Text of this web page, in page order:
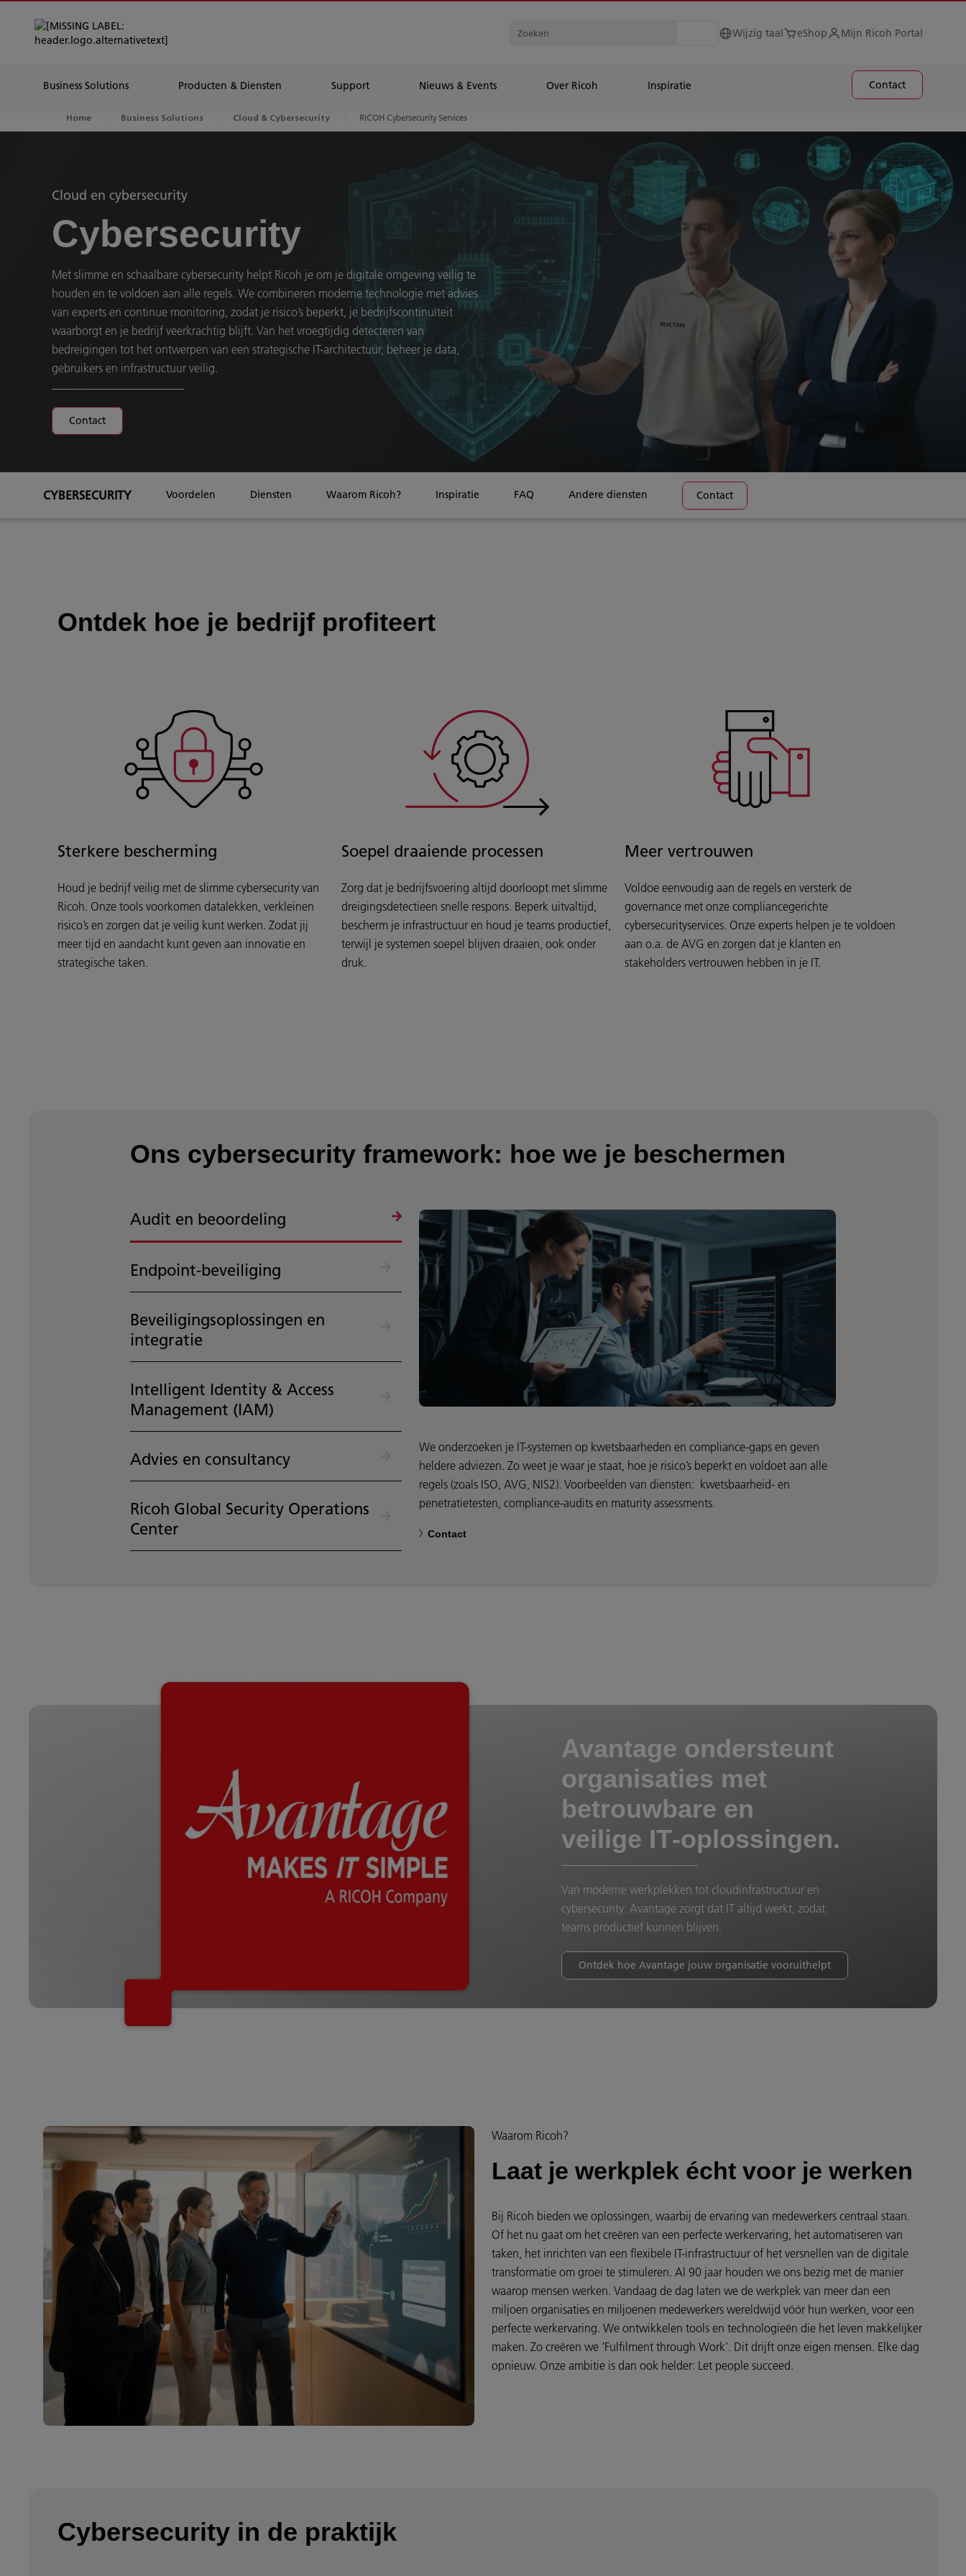
Wijzig taal eShop Mijn Ricoh Portal
Business Solutions Producten & Diensten Support Nieuws & Events Over Ricoh Inspiratie Contact
Home Business Solutions Cloud & Cybersecurity RICOH Cybersecurity Services
Cloud en cybersecurity
Cybersecurity
Met slimme en schaalbare cybersecurity helpt Ricoh je om je digitale omgeving veilig te
houden en te voldoen aan alle regels. We combineren moderne technologie met advies
van experts en continue monitoring, zodat je risico’s beperkt, je bedrijfscontinuïteit
waarborgt en je bedrijf veerkrachtig blijft. Van het vroegtijdig detecteren van
bedreigingen tot het ontwerpen van een strategische IT-architectuur, beheer je data,
gebruikers en infrastructuur veilig.
Contact
CYBERSECURITY Voordelen Diensten Waarom Ricoh? Inspiratie FAQ Andere diensten Contact
Ontdek hoe je bedrijf profiteert
Sterkere bescherming
Houd je bedrijf veilig met de slimme cybersecurity van
Ricoh. Onze tools voorkomen datalekken, verkleinen
risico’s en zorgen dat je veilig kunt werken. Zodat jij
meer tijd en aandacht kunt geven aan innovatie en
strategische taken.
Soepel draaiende processen
Zorg dat je bedrijfsvoering altijd doorloopt met slimme
dreigingsdetectieen snelle respons. Beperk uitvaltijd,
bescherm je infrastructuur en houd je teams productief,
terwijl je systemen soepel blijven draaien, ook onder
druk.
Meer vertrouwen
Voldoe eenvoudig aan de regels en versterk de
governance met onze compliancegerichte
cybersecurityservices. Onze experts helpen je te voldoen
aan o.a. de AVG en zorgen dat je klanten en
stakeholders vertrouwen hebben in je IT.
Ons cybersecurity framework: hoe we je beschermen
Audit en beoordeling
Endpoint-beveiliging
Beveiligingsoplossingen en
integratie
Intelligent Identity & Access
Management (IAM)
Advies en consultancy
Ricoh Global Security Operations
Center
We onderzoeken je IT-systemen op kwetsbaarheden en compliance-gaps en geven
heldere adviezen. Zo weet je waar je staat, hoe je risico’s beperkt en voldoet aan alle
regels (zoals ISO, AVG, NIS2). Voorbeelden van diensten: kwetsbaarheid- en
penetratietesten, compliance-audits en maturity assessments.
Contact
Avantage ondersteunt
organisaties met
betrouwbare en
veilige IT‑oplossingen.
Van moderne werkplekken tot cloudinfrastructuur en
cybersecurity: Avantage zorgt dat IT altijd werkt, zodat
teams productief kunnen blijven.
Ontdek hoe Avantage jouw organisatie vooruithelpt
Waarom Ricoh?
Laat je werkplek écht voor je werken
Bij Ricoh bieden we oplossingen, waarbij de ervaring van medewerkers centraal staan.
Of het nu gaat om het creëren van een perfecte werkervaring, het automatiseren van
taken, het inrichten van een flexibele IT-infrastructuur of het versnellen van de digitale
transformatie om groei te stimuleren. Al 90 jaar houden we ons bezig met de manier
waarop mensen werken. Vandaag de dag laten we de werkplek van meer dan een
miljoen organisaties en miljoenen medewerkers wereldwijd vóór hun werken, voor een
perfecte werkervaring. We ontwikkelen tools en technologieën die het leven makkelijker
maken. Zo creëren we ‘Fulfilment through Work’. Dit drijft onze eigen mensen. Elke dag
opnieuw. Onze ambitie is dan ook helder: Let people succeed.
Cybersecurity in de praktijk